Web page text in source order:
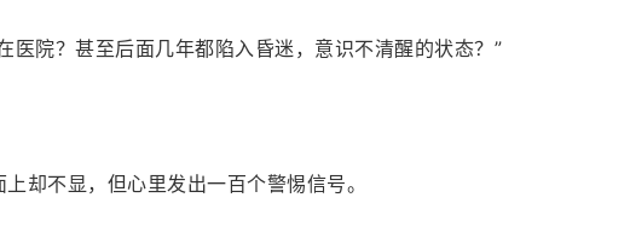
医院？甚至后面几年都陷入昏迷，意识不清醒的状态？”
却不显，但心里发出一百个警惕信号。